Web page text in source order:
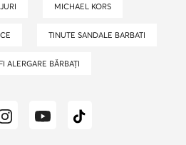
MICHAEL KORS
TINUTE SANDALE BARBATI
ALERGARE BĂRBAȚI